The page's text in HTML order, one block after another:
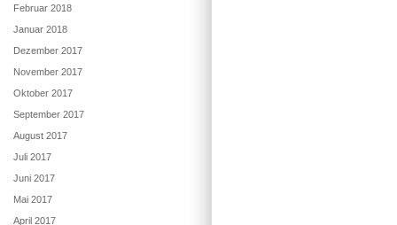
Februar 2018
Januar 2018
Dezember 2017
November 2017
Oktober 2017
September 2017
August 2017
Juli 2017
Juni 2017
Mai 2017
April 2017